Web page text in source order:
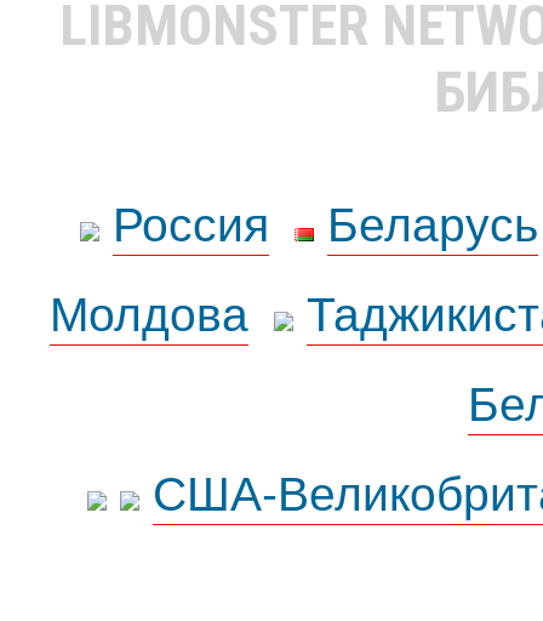
LIBMONSTER
Россия
Беларусь
Молдова
США-